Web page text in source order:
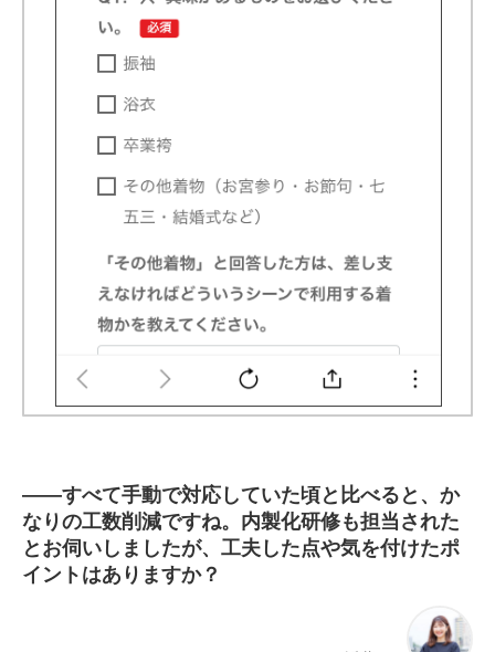
――すべて手動で対応していた頃と比べると、か
なりの工数削減ですね。内製化研修も担当された
とお伺いしましたが、工夫した点や気を付けたポ
イントはありますか？